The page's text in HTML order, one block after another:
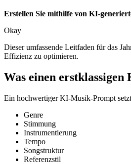
Erstellen Sie mithilfe von KI-
Okay
Dieser umfassende Leitfaden für das
Effizienz zu optimieren.
Was einen
Ein hochwertiger KI-Musik-Prompt
Genre
Stimmung
Instrumentierung
Tempo
Songstruktur
Referenzstil